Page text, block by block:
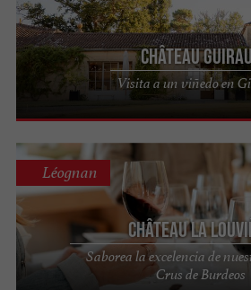
Château
Visita a un viñedo en
Château La
Saborea la excelencia de
Crus de Burdeos
Léognan